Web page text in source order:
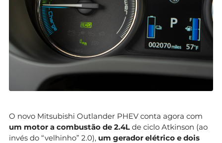
O novo Mitsubishi Outlander PHEV conta agora com
um motor a combustão de 2.4L de ciclo Atkinson (ao
invés do “velhinho” 2.0), um gerador elétrico e dois